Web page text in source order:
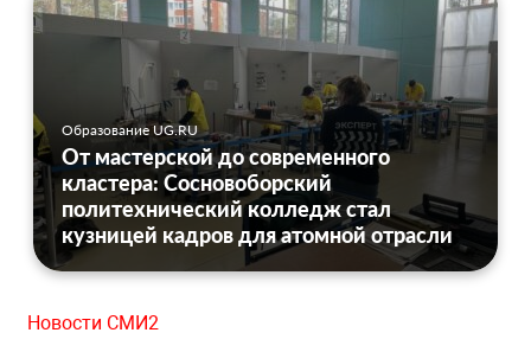
Образование UG.RU
От мастерской до современного
кластера: Сосновоборский
политехнический колледж стал
кузницей кадров для атомной отрасли
Новости СМИ2